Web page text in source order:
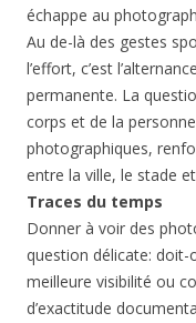
échappe au
Au de-là des gestes
l’effort, c’est
permanente. La
corps et de la
photographiques,
entre la ville, le stade
Traces du temps
Donner à voir des
question délicate:
meilleure visibilité ou
d’exactitude